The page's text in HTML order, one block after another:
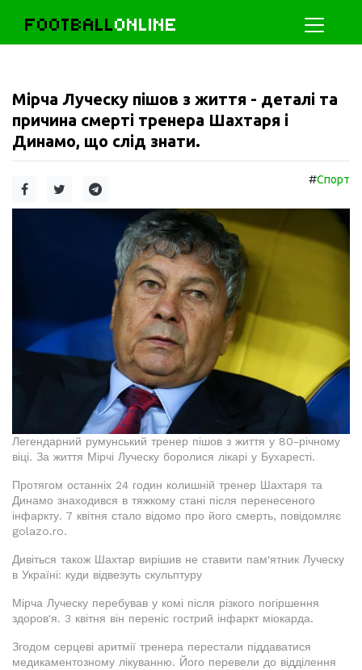
FOOTBALLONLINE
Мірча Луческу пішов з життя - деталі та
причина смерті тренера Шахтаря і
Динамо, що слід знати.
#Спорт
Легендарний румунський тренер пішов з життя у 80-річному
віці. За життя Мірчі Луческу боролися лікарі у Бухаресті.
Протягом останніх 24 годин колишній тренер Шахтаря та
Динамо знаходився в тяжкому стані після перенесеного
інфаркту. 7 квітня стало відомо про його смерть, повідомляє
golazo.ro.
Дивіться також Шахтар вирішив не ставити пам'ятник Луческу
в Україні: куди відвезуть скульптуру
Мірча Луческу перебував у комі після різкого погіршення
здоров'я. 3 квітня він переніс гострий інфаркт міокарда.
Згодом серцеві аритмії тренера перестали піддаватися
медикаментозному лікуванню. Його перевели до відділення